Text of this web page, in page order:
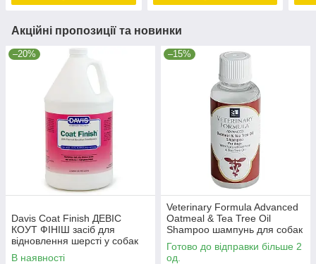
Акційні пропозиції та новинки
–20%
Davis Coat Finish ДЕВІС
КОУТ ФІНІШ засіб для
відновлення шерсті у собак
та котівспрей 3.8л
В наявності
–15%
Veterinary Formula Advanced
Oatmeal & Tea Tree Oil
Shampoo шампунь для собак
антибактер протизап 0.045л
Готово до відправки більше 2
од.